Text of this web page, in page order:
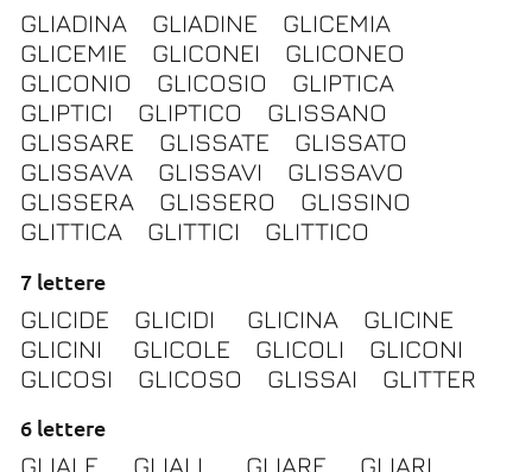
GLIADINA GLIADINE
GLICEMIA
GLICEMIE
GLICONEI
GLICONEO
GLICONIO
GLICOSIO
GLIPTICA
GLIPTICI
GLIPTICO
GLISSANO
GLISSARE
GLISSATE
GLISSATO
GLISSAVA
GLISSAVI
GLISSAVO
GLISSERA
GLISSERO
GLISSINO
GLITTICA
GLITTICI GLITTICO
7 lettere
GLICIDE GLICIDI GLICINA
GLICINE
GLICINI
GLICOLE GLICOLI
GLICONI
GLICOSI
GLICOSO GLISSAI GLITTER
6 lettere
GLIALE GLIALI GLIARE
GLIARI